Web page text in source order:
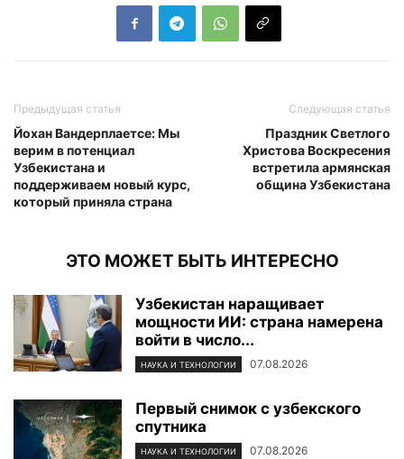
Предыдущая статья
Йохан Вандерплаетсе: Мы
верим в потенциал
Узбекистана и
поддерживаем новый курс,
который приняла страна
Следующая статья
Праздник Светлого
Христова Воскресения
встретила армянская
община Узбекистана
ЭТО МОЖЕТ БЫТЬ ИНТЕРЕСНО
Узбекистан наращивает
мощности ИИ: страна намерена
войти в число...
НАУКА И ТЕХНОЛОГИИ 07.08.2026
Первый снимок с узбекского
спутника
НАУКА И ТЕХНОЛОГИИ 07.08.2026